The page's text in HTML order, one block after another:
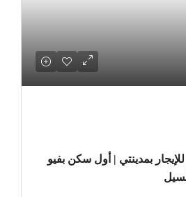
مفروشة 140م للإيجار بمدينتي | أول سكن بفيو